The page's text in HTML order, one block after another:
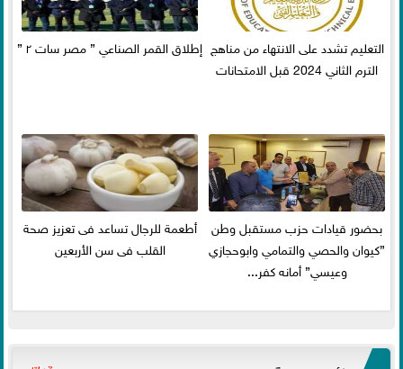
التعليم تشدد على الانتهاء من مناهج
الترم الثاني 2024 قبل الامتحانات
إطلاق القمر الصناعي ” مصر سات ٢ ”
بحضور قيادات حزب مستقبل وطن
”كيوان والحصي والتمامي وابوحجازي
وعيسي” أمانه كفر...
أطعمة للرجال تساعد فى تعزيز صحة
القلب فى سن الأربعين